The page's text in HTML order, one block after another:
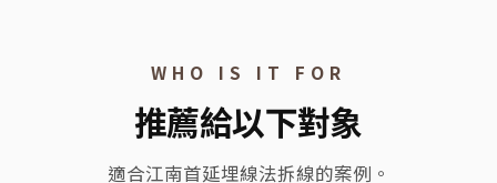
WHO IS IT FOR
推薦給以下對象
適合江南首延埋線法拆線的案例。